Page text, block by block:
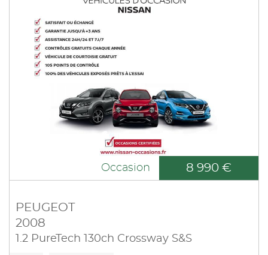
Occasion 8 990 €
PEUGEOT
2008
1.2 PureTech 130ch Crossway S&S